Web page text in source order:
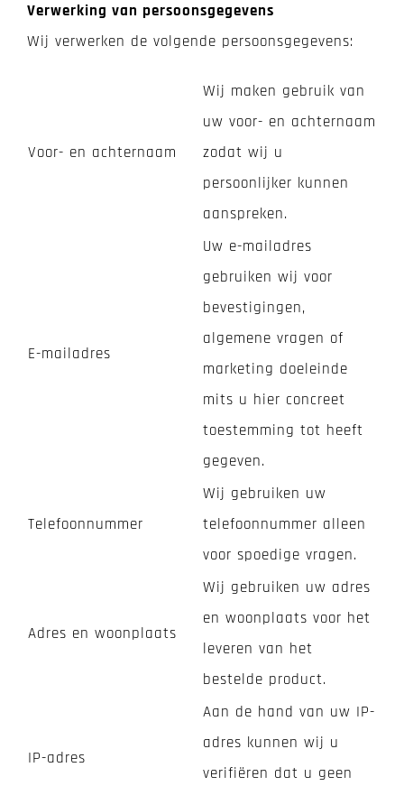
Verwerking van persoonsgegevens
Wij verwerken de volgende persoonsgegevens:
Voor- en achternaam
Wij maken gebruik van
uw voor- en achternaam
zodat wij u
persoonlijker kunnen
aanspreken.
E-mailadres
Uw e-mailadres
gebruiken wij voor
bevestigingen,
algemene vragen of
marketing doeleinde
mits u hier concreet
toestemming tot heeft
gegeven.
Telefoonnummer
Wij gebruiken uw
telefoonnummer alleen
voor spoedige vragen.
Adres en woonplaats
Wij gebruiken uw adres
en woonplaats voor het
leveren van het
bestelde product.
IP-adres
Aan de hand van uw IP-
adres kunnen wij u
verifiëren dat u geen